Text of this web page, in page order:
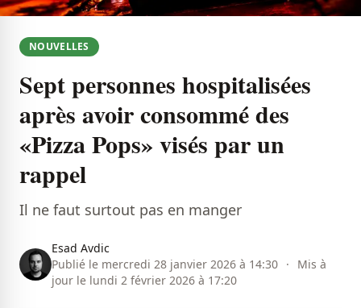
NOUVELLES
Sept personnes hospitalisées
après avoir consommé des
«Pizza Pops» visés par un
rappel
Il ne faut surtout pas en manger
Esad Avdic
Publié le mercredi 28 janvier 2026 à 14:30 ·
Mis à
jour le lundi 2 février 2026 à 17:20